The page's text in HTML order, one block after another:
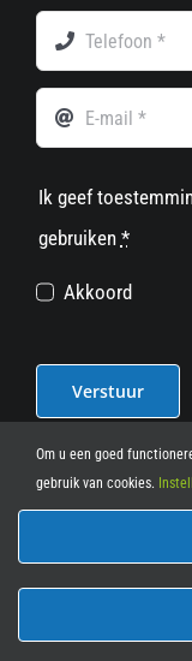
Ik geef
gebruiken *
Akkoord
Verstuur
© 2012 - 2026•
Om u een goed
gebruik van cookies.